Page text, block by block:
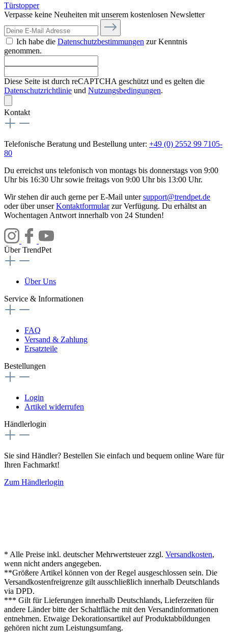
Türstopper
Verpasse keine Neuheiten mit unserem kostenlosen Newsletter
Ich habe die Datenschutzbestimmungen zur Kenntnis
genommen.
Diese Seite ist durch reCAPTCHA geschützt und es gelten die
Datenschutzrichtlinie und Nutzungsbedingungen.
Kontakt
Telefonische Beratung und Bestellung unter: +49 (0) 2552 99 7105-
80
Du erreichst uns telefonisch von montags bis donnerstags von 9:00
Uhr bis 16:30 Uhr sowie freitags von 9:00 Uhr bis 13:00 Uhr.
Wir stehen dir auch gerne per E-Mail untersupport@trendpet.de
oder über unserKontaktformularzur Verfügung. Du erhältst an
Wochentagen Antwort innerhalb von 24 Stunden!
Über TrendPet
Über Uns
Service & Informationen
FAQ
Versand & Zahlung
Ersatzteile
Bestellungen
Login
Artikel widerrufen
Händlerlogin
Sie sind Händler? Bestellen Sie einfach und bequem online Ware für
Ihren Fachmarkt!
Zum Händlerlogin
* Alle Preise inkl. deutscher Mehrwertsteuer zzgl. Versandkosten,
wenn nicht anders angegeben.
**Größere Artikel können von der Regel ausgeschlossen sein. Die
Versandkostenfreigrenze gilt ausschließlich innerhalb Deutschlands
via DPD.
*** Gilt für Lieferungen innerhalb Deutschlands, Lieferzeiten für
andere Länder bitte der Schaltfläche mit den Versandinformationen
entnehmen. Etwaige Dekorationsartikel auf Produktabbildungen
gehören nicht zum Leistungsumfang.